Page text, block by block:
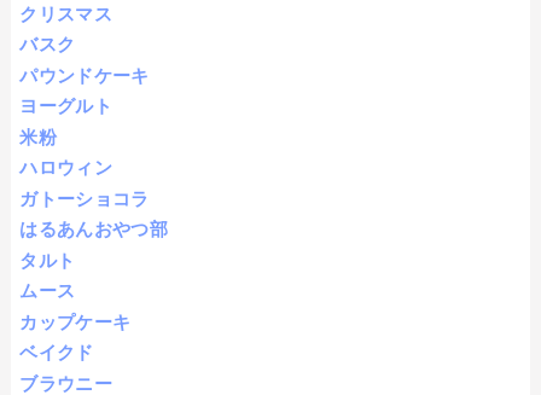
クリスマス
バスク
パウンドケーキ
ヨーグルト
米粉
ハロウィン
ガトーショコラ
はるあんおやつ部
タルト
ムース
カップケーキ
ベイクド
ブラウニー